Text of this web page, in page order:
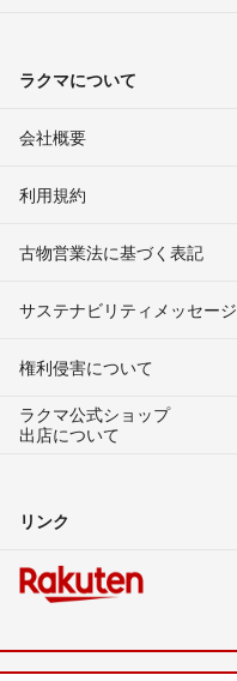
ラクマについて
会社概要
利用規約
古物営業法に基づく表記
サステナビリティメッセージ
権利侵害について
ラクマ公式ショップ
出店について
リンク